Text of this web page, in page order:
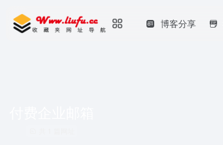
博客分享